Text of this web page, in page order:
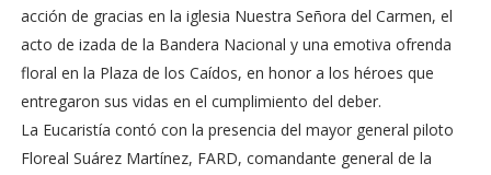
acción de gracias en la iglesia Nuestra Señora del Carmen, el
acto de izada de la Bandera Nacional y una emotiva ofrenda
floral en la Plaza de los Caídos, en honor a los héroes que
entregaron sus vidas en el cumplimiento del deber.
La Eucaristía contó con la presencia del mayor general piloto
Floreal Suárez Martínez, FARD, comandante general de la